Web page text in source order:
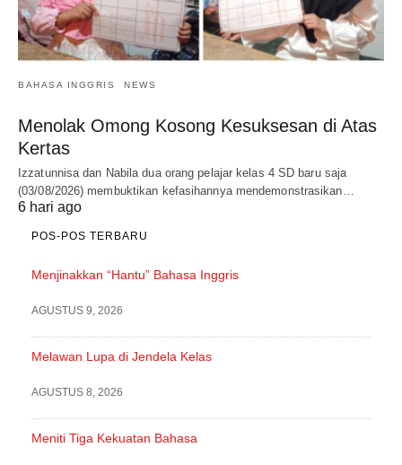
BAHASA INGGRIS NEWS
Menolak Omong Kosong Kesuksesan di Atas
Kertas
Izzatunnisa dan Nabila dua orang pelajar kelas 4 SD baru saja
(03/08/2026) membuktikan kefasihannya mendemonstrasikan…
6 hari ago
POS-POS TERBARU
Menjinakkan “Hantu” Bahasa Inggris
AGUSTUS 9, 2026
Melawan Lupa di Jendela Kelas
AGUSTUS 8, 2026
Meniti Tiga Kekuatan Bahasa